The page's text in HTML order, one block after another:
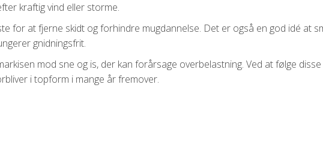
kraftig vind eller storme.
for at fjerne skidt og forhindre mugdannelse. Det er også en god idé at
gnidningsfrit.
mod sne og is, der kan forårsage overbelastning. Ved at følge
i topform i mange år fremover.